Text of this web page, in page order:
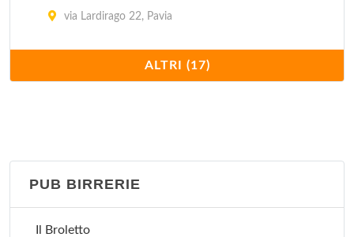
via Lardirago 22, Pavia
viale Bramante 8, Pavia
La Preziosa
ALTRI (17)
PUB BIRRERIE
Il Broletto